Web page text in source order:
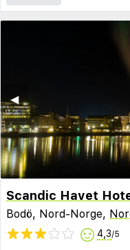
◀︎
Scandic Havet
Bodö, Nord-Norge,
4,3/5